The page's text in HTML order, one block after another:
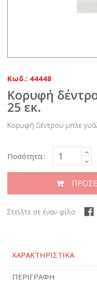
Κωδ.: 44448
Κορυφή
25 εκ.
Κορυφή δέντρου μπλε
Ποσότητα :
Στείλτε σε έναν φίλο
ΧΑΡΑΚΤΗΡΙΣΤΙΚΆ
ΠΕΡΙΓΡΑΦΉ